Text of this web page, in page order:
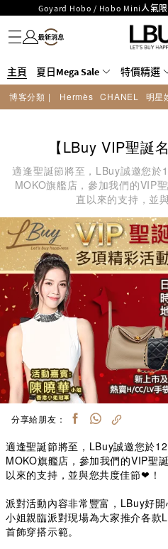
Goyard Hobo / Hobo Mini人氣
LBuy呈獻 - Hermès 及 Chanel 手
LBuy Nintendo Switch / Nintendo
重要通告：銀行轉帳及
購物滿HKD500
LBuy獲香港知識產權署頒發
名牌服飾
潮流服飾
童裝
護膚美妝
香水香薰
個人護理
母嬰護理
遊戲及精品玩具
文儀用品
家居生活
電子產品
美食
醫藥保健
運動與戶外用品
主頁 夏日Mega Sale 特價精選
博客分類 | Hermès CHANEL 明星
【LBuy VIP聖誕
適逢聖誕節將至，LBuy誠邀您
MOKO旗艦店，參加我們的VIP
直以來的支持，並
分享給朋友：
適逢聖誕節將至，LBuy誠邀您於
MOKO旗艦店，參加我們的VIP聖
以來的支持，並與您共度佳節❤！
派對活動內容非常豐富，LBuy好
小姐親臨派對現場為大家推介各
首飾穿搭示範。